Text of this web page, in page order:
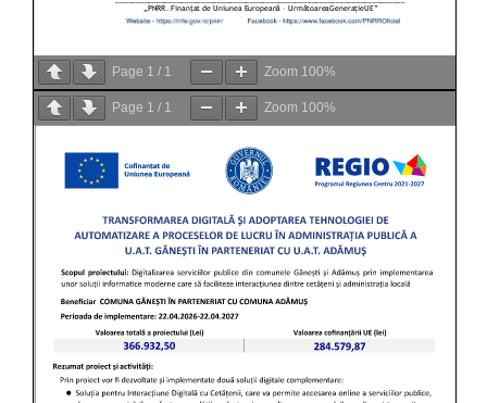
Page 1 / 1 Zoom 100%
Page 1 / 1 Zoom 100%